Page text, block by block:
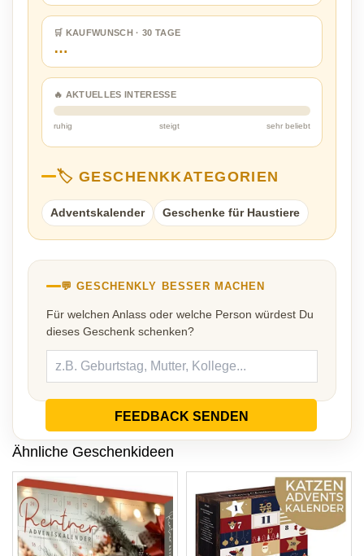
🛒 KAUFWUNSCH · 30 TAGE
…
🔥 AKTUELLES INTERESSE
ruhig steigt sehr beliebt
🏷️ GESCHENKKATEGORIEN
Adventskalender Geschenke für Haustiere
💬 GESCHENKLY BESSER MACHEN
Für welchen Anlass oder welche Person würdest Du
dieses Geschenk schenken?
FEEDBACK SENDEN
Ähnliche Geschenkideen